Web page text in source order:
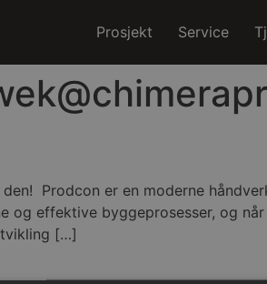
Prosjekt Service
Prodcon er en moderne
og effektive byggeprosesser, og
[…]